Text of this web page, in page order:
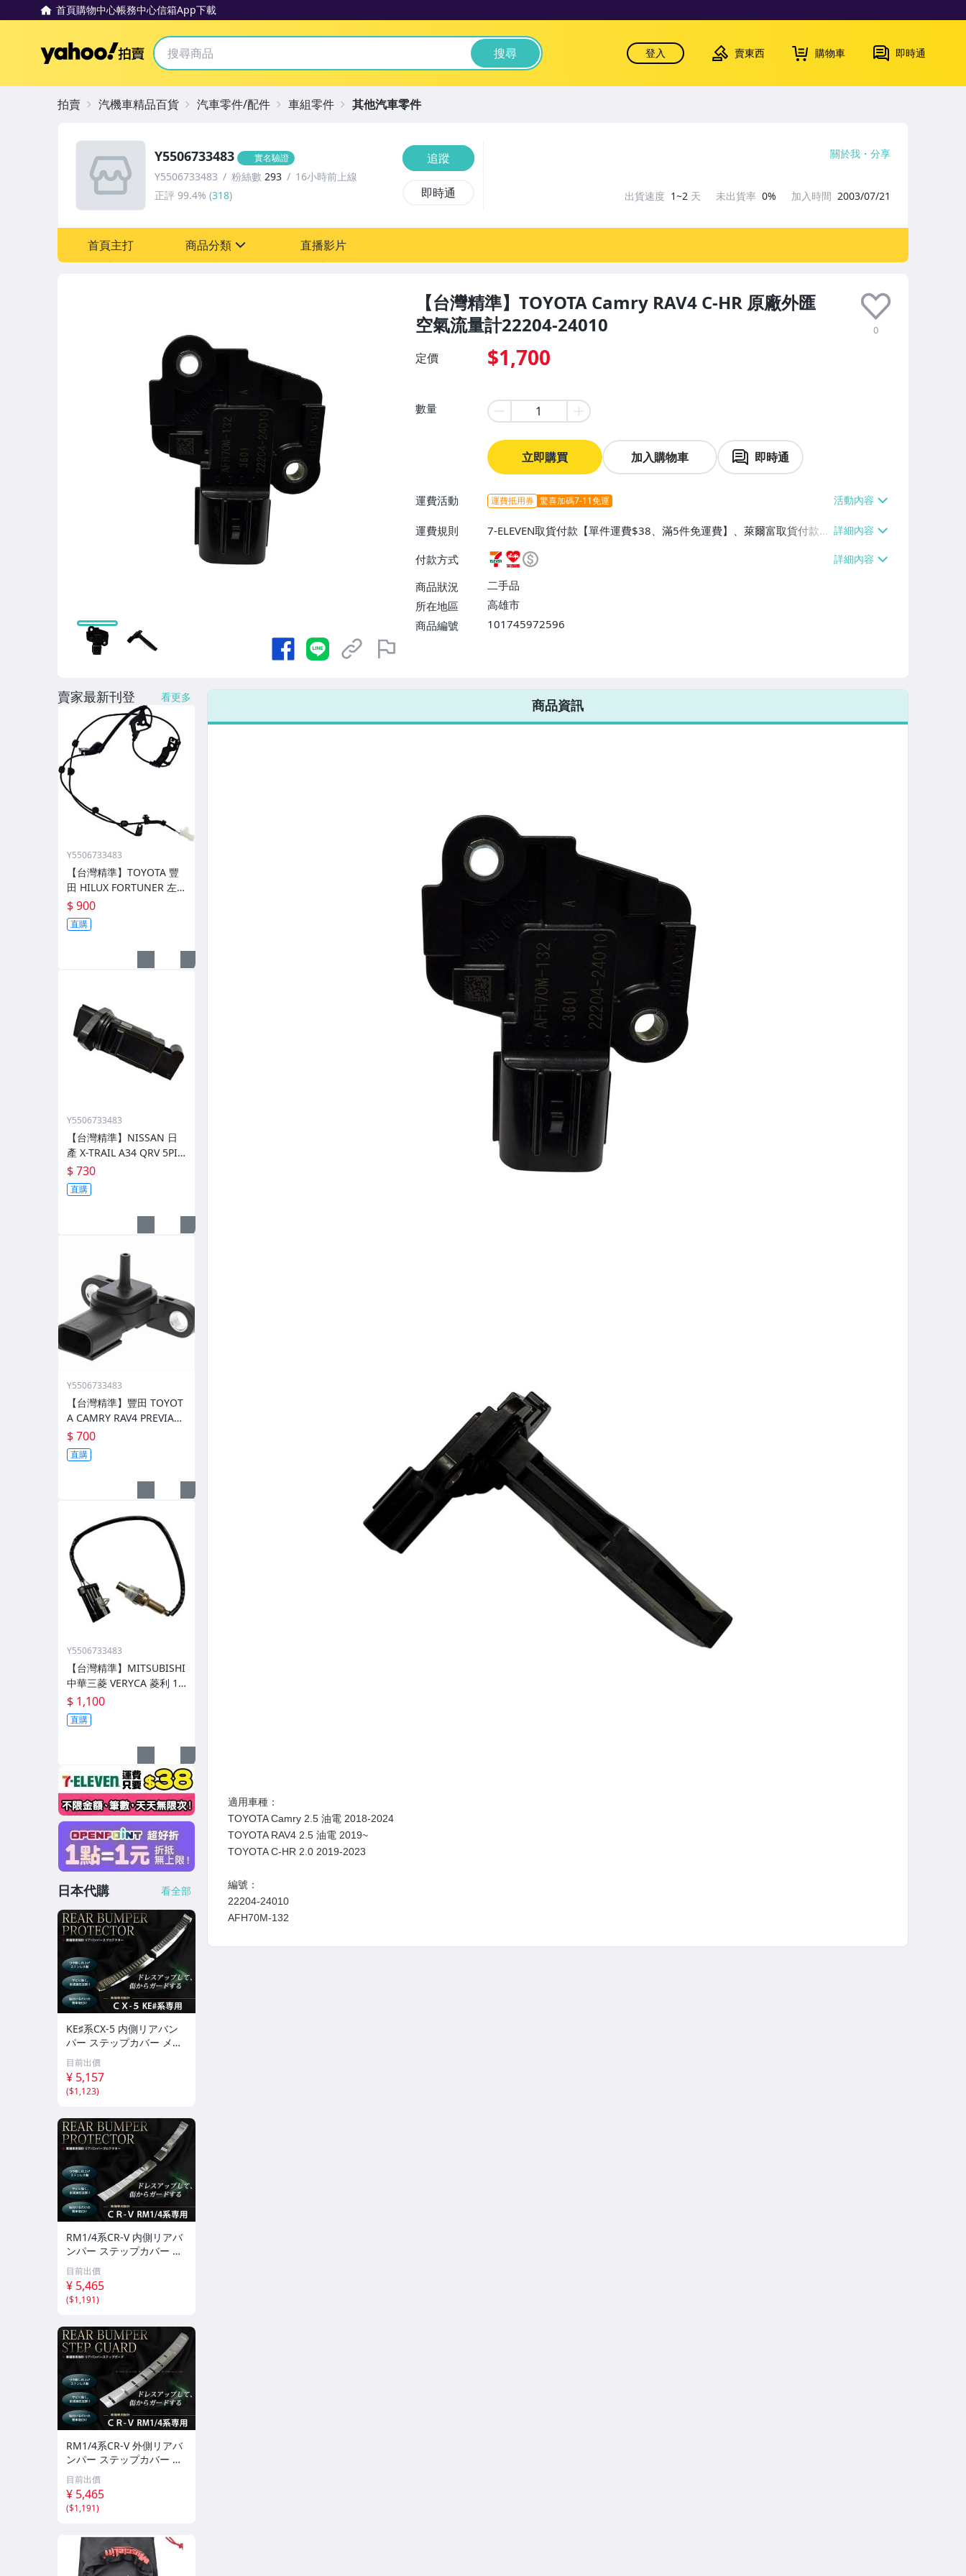
首頁購物中心帳務中心信箱App下載
Yahoo拍賣 搜尋 登入 賣東西 購物車 即時通
【台灣精準】TOYOTA Camry RAV4 C-HR 原廠外匯
空氣流量計22204-24010
0
定價 $1,700
數量
立即購買 加入購物車 即時通
運費活動 運費抵用券 驚喜加碼7-11免運
運費規則
7-ELEVEN取貨付款【單件運費$38、滿5件免運費】、萊爾富取貨付款
【單件運費$60、滿5件免運費】、宅配/貨運【單件運費$130、滿5件免
運費】、郵局掛號【單件運費$80、滿5件免運費】、面交/自取/不寄送
【免運費】
付款方式
商品狀況
二手品
所在地區
高雄市
商品編號
101745972596
Y5506733483 實名驗證
Y5506733483 粉絲數 293
16小時前上線
正評 99.4% (318)
追蹤
即時通
關於我 分享
出貨速度 1~2 天 未出貨率 0% 加入時間 2003/07/21
首頁主打 商品分類 直播影片
拍賣 汽機車精品百貨 汽車零件/配件 車組零件 其他汽車零件
商品資訊
賣家最新刊登 看更多
Y5506733483
【台灣精準】TOYOTA 豐
田 HILUX FORTUNER 左
前 ABS感知器 89543-0K0
60
$ 900
直購
Y5506733483
【台灣精準】NISSAN 日
產 X-TRAIL A34 QRV 5PIN
原廠外匯 空氣流量計 2268
0-6N21A
$ 730
直購
Y5506733483
【台灣精準】豐田 TOYOT
A CAMRY RAV4 PREVIA
大氣壓力感知器 89421-06
020
$ 700
直購
Y5506733483
【台灣精準】MITSUBISHI
中華三菱 VERYCA 菱利 1.
2 08-18 後段 含氧感知器
CW761240
$ 1,100
直購
日本代購 看全部
KE♯系CX-5 内側リアバン
パー ステップカバー メッ
キカバー
目前出價
¥ 5,157
($1,123)
RM1/4系CR-V 内側リアバ
ンパー ステップカバー メ
ッキカバー
目前出價
¥ 5,465
($1,191)
RM1/4系CR-V 外側リアバ
ンパー ステップカバー メ
ッキカバー
目前出價
¥ 5,465
($1,191)